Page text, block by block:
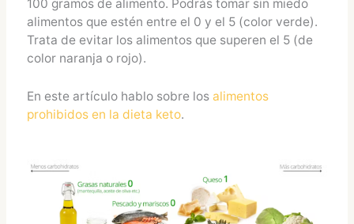
100 gramos de alimento. Podrás tomar sin miedo
alimentos que estén entre el 0 y el 5 (color verde).
Trata de evitar los alimentos que superen el 5 (de
color naranja o rojo).
En este artículo hablo sobre los alimentos
prohibidos en la dieta keto.